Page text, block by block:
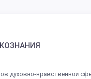
духовно-нравственной